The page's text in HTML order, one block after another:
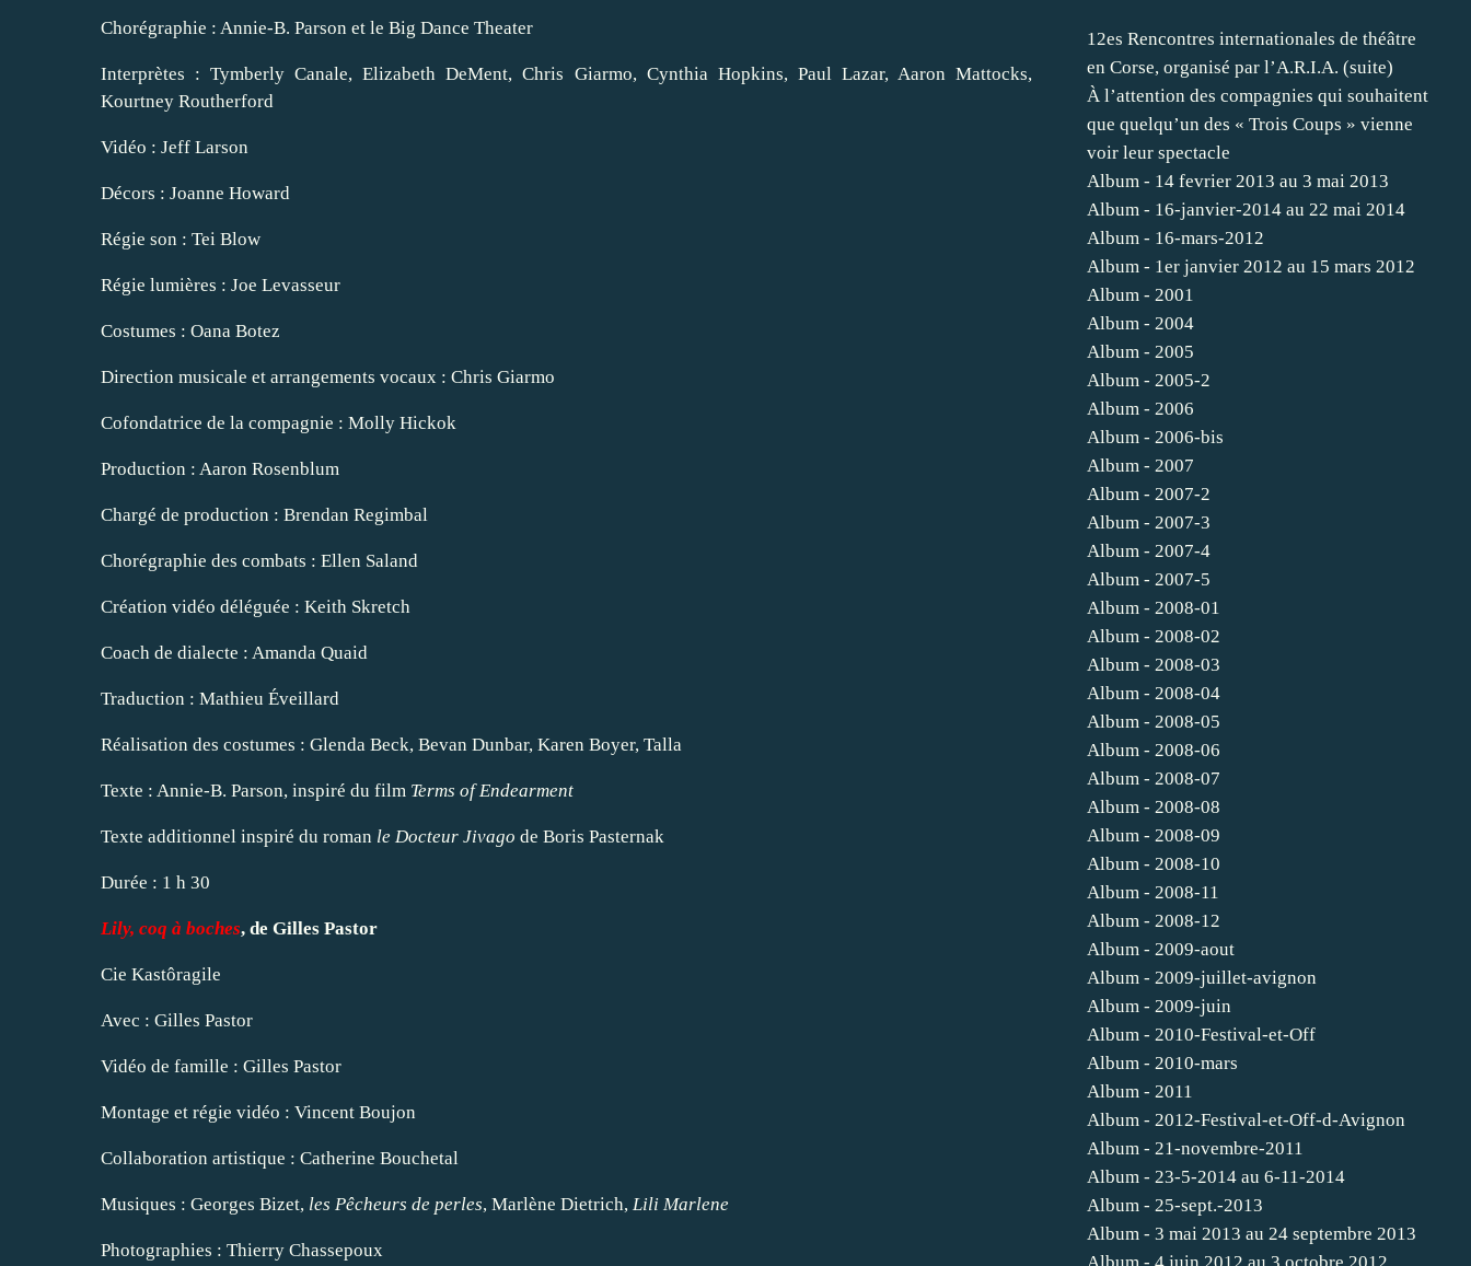
Chorégraphie : Annie-B. Parson et le Big Dance Theater
Interprètes : Tymberly Canale, Elizabeth DeMent, Chris Giarmo, Cynthia Hopkins, Paul Lazar, Aaron Mattocks,
Kourtney Routherford
Vidéo : Jeff Larson
Décors : Joanne Howard
Régie son : Tei Blow
Régie lumières : Joe Levasseur
Costumes : Oana Botez
Direction musicale et arrangements vocaux : Chris Giarmo
Cofondatrice de la compagnie : Molly Hickok
Production : Aaron Rosenblum
Chargé de production : Brendan Regimbal
Chorégraphie des combats : Ellen Saland
Création vidéo déléguée : Keith Skretch
Coach de dialecte : Amanda Quaid
Traduction : Mathieu Éveillard
Réalisation des costumes : Glenda Beck, Bevan Dunbar, Karen Boyer, Talla
Texte : Annie-B. Parson, inspiré du film Terms of Endearment
Texte additionnel inspiré du roman le Docteur Jivago de Boris Pasternak
Durée : 1 h 30
Lily, coq à boches, de Gilles Pastor
Cie Kastôragile
Avec : Gilles Pastor
Vidéo de famille : Gilles Pastor
Montage et régie vidéo : Vincent Boujon
Collaboration artistique : Catherine Bouchetal
Musiques : Georges Bizet, les Pêcheurs de perles, Marlène Dietrich, Lili Marlene
Photographies : Thierry Chassepoux
12es Rencontres internationales de théâtre
en Corse, organisé par l’A.R.I.A. (suite)
À l’attention des compagnies qui souhaitent
que quelqu’un des « Trois Coups » vienne
voir leur spectacle
Album - 14 fevrier 2013 au 3 mai 2013
Album - 16-janvier-2014 au 22 mai 2014
Album - 16-mars-2012
Album - 1er janvier 2012 au 15 mars 2012
Album - 2001
Album - 2004
Album - 2005
Album - 2005-2
Album - 2006
Album - 2006-bis
Album - 2007
Album - 2007-2
Album - 2007-3
Album - 2007-4
Album - 2007-5
Album - 2008-01
Album - 2008-02
Album - 2008-03
Album - 2008-04
Album - 2008-05
Album - 2008-06
Album - 2008-07
Album - 2008-08
Album - 2008-09
Album - 2008-10
Album - 2008-11
Album - 2008-12
Album - 2009-aout
Album - 2009-juillet-avignon
Album - 2009-juin
Album - 2010-Festival-et-Off
Album - 2010-mars
Album - 2011
Album - 2012-Festival-et-Off-d-Avignon
Album - 21-novembre-2011
Album - 23-5-2014 au 6-11-2014
Album - 25-sept.-2013
Album - 3 mai 2013 au 24 septembre 2013